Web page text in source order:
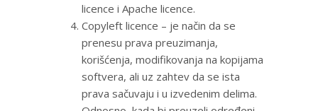
licence i Apache licence.
Copyleft licence – je način da se
prenesu prava preuzimanja,
korišćenja, modifikovanja na kopijama
softvera, ali uz zahtev da se ista
prava sačuvaju i u izvedenim delima.